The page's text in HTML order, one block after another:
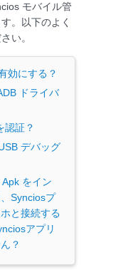
モバイル管
。以下のよく
い。
効にする？
ドライバ
認証？
デバッグ
をイン
Synciosプ
と接続する
アプリ
？